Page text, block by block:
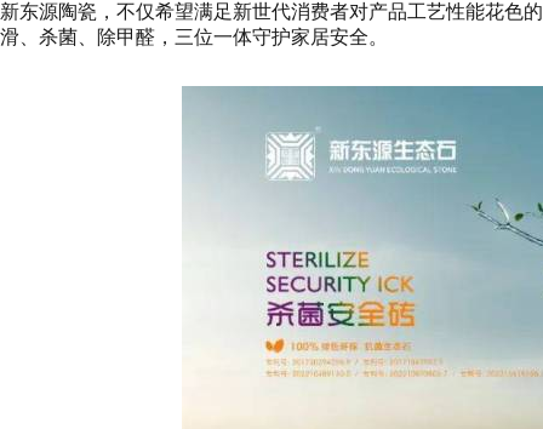
新东源陶瓷，不仅希望满足新世代消费者对产品工艺性能花色
滑、杀菌、除甲醛，三位一体守护家居安全。